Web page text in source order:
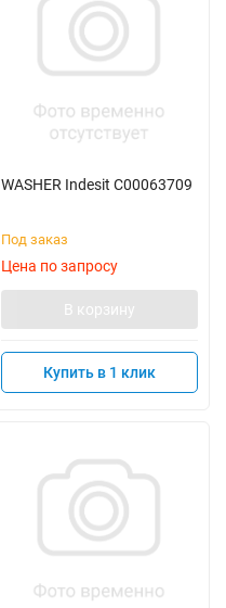
WASHER Indesit C00063709
Под заказ
Цена по запросу
В корзину
Купить в 1 клик